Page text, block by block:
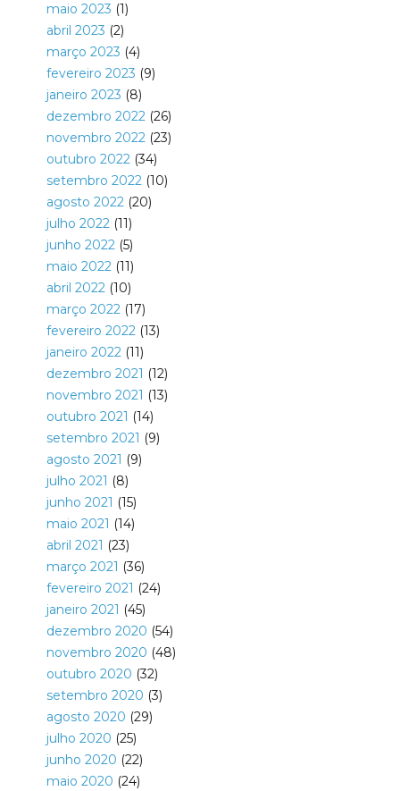
maio 2023 (1)
abril 2023 (2)
março 2023 (4)
fevereiro 2023 (9)
janeiro 2023 (8)
dezembro 2022(26)
novembro 2022(23)
outubro 2022(34)
setembro 2022(10)
agosto 2022(20)
julho 2022(11)
junho 2022(5)
maio 2022(11)
abril 2022(10)
março 2022(17)
fevereiro 2022(13)
janeiro 2022(11)
dezembro 2021 (12)
novembro 2021 (13)
outubro 2021 (14)
setembro 2021 (9)
agosto 2021 (9)
julho 2021 (8)
junho 2021 (15)
maio 2021 (14)
abril 2021 (23)
março 2021 (36)
fevereiro 2021 (24)
janeiro 2021 (45)
dezembro 2020 (54)
novembro 2020 (48)
outubro 2020 (32)
setembro 2020 (3)
agosto 2020 (29)
julho 2020 (25)
junho 2020 (22)
maio 2020 (24)